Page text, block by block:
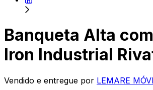
Banqueta Alta
Iron Industrial
Vendido e entregue por LEMARE